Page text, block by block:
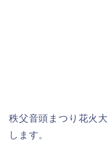
秩父音頭まつり花火
します。